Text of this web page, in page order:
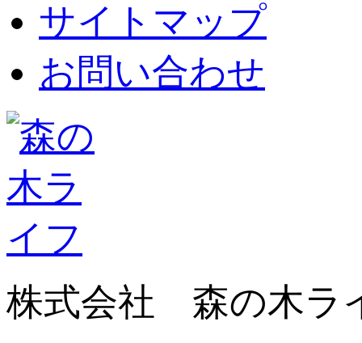
サイトマップ
お問い合わせ
株式会社 森の木ラ